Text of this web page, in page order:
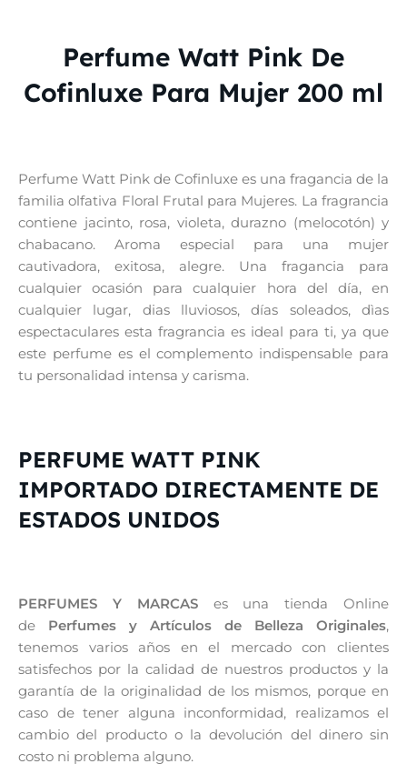
Perfume Watt Pink De
Cofinluxe Para Mujer 200 ml
Perfume Watt Pink de Cofinluxe es una fragancia de la
familia olfativa Floral Frutal para Mujeres. La fragrancia
contiene jacinto, rosa, violeta, durazno (melocotón) y
chabacano. Aroma especial para una mujer
cautivadora, exitosa, alegre. Una fragancia para
cualquier ocasión para cualquier hora del día, en
cualquier lugar, dias lluviosos, días soleados, dìas
espectaculares esta fragrancia es ideal para ti, ya que
este perfume es el complemento indispensable para
tu personalidad intensa y carisma.
PERFUME WATT PINK
IMPORTADO DIRECTAMENTE DE
ESTADOS UNIDOS
PERFUMES Y MARCASes una tienda Online
de Perfumes y Artículos de Belleza Originales,
tenemos varios años en el mercado con clientes
satisfechos por la calidad de nuestros productos y la
garantía de la originalidad de los mismos, porque en
caso de tener alguna inconformidad, realizamos el
cambio del producto o la devolución del dinero sin
costo ni problema alguno.